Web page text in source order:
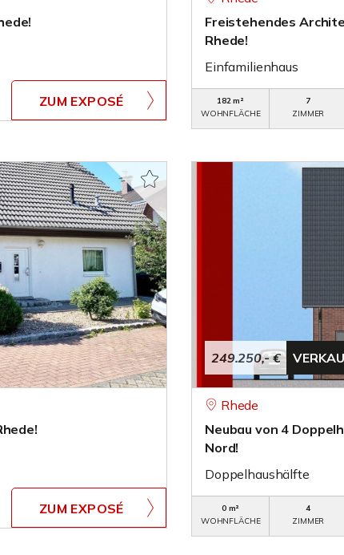
ZUM EXPOSÉ
Freistehendes
Rhede!
Einfamilienhaus
182 m²
WOHNFLÄCHE
7
ZIMMER
ZUM EXPOSÉ
249.250,- €
Rhede
Neubau von 4
Nord!
Doppelhaushälfte
0 m²
WOHNFLÄCHE
4
ZIMMER